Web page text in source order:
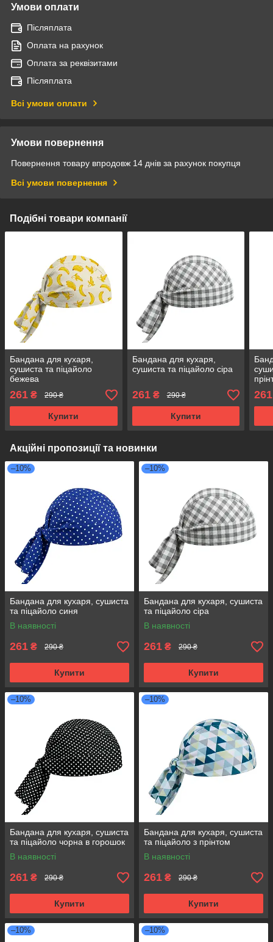
Умови оплати
Післяплата
Оплата на рахунок
Оплата за реквізитами
Післяплата
Всі умови оплати
Умови повернення
Повернення товару впродовж 14 днів за рахунок покупця
Всі умови повернення
Подібні товари компанії
Бандана для кухаря,
сушиста та піцайоло
бежева
261 ₴ 290 ₴
Купити
Бандана для кухаря,
сушиста та піцайоло сіра
261₴ 290 ₴
Купити
261
Акційні пропозиції та новинки
–10%
Бандана для кухаря, сушиста
та піцайоло синя
В наявності
261 ₴ 290 ₴
Купити
–10%
Бандана для кухаря, сушиста
та піцайоло сіра
В наявності
261 ₴ 290 ₴
Купити
–10%
Бандана для кухаря, сушиста
та піцайоло чорна в горошок
В наявності
261 ₴ 290 ₴
Купити
–10%
Бандана для кухаря, сушиста
та піцайоло з прінтом
В наявності
261 ₴ 290 ₴
Купити
–10% –10%